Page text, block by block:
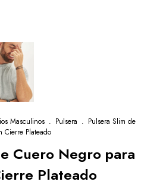
Masculinos . Pulsera . Pulsera Slim de
Cierre Plateado
Cuero Negro para
Plateado